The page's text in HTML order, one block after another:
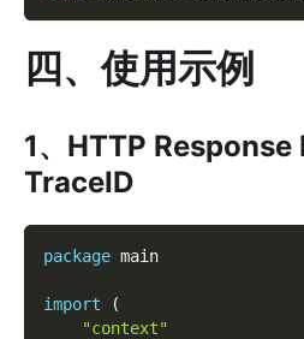
四、使用示例
1、HTTP Response
TraceID
package main
import
(
"context"